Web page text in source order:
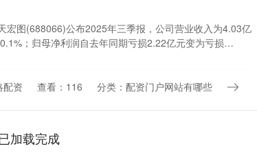
宏图(688066)公布2025年三季报，公司营业收入为4.03亿
；归母净利润自去年同期亏损2.22亿元变为亏损
配资 查看：116 分类：配资门户网站有哪些
加载完成